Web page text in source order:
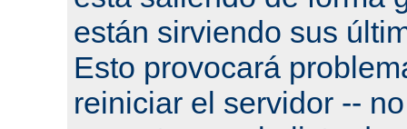
están sirviendo sus
Esto provocará
reiniciar el servidor --